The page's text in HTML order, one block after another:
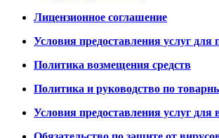
Лицензионное соглашение
Условия предоставления услуг для
Политика возмещения средств
Политика и руководство по
Условия предоставления услуг для